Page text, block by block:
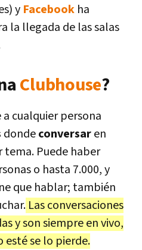
y Facebook ha
la llegada de las salas
Clubhouse?
cualquier persona
dondeconversaren
Puede haber
o hasta 7.000, y
que hablar; también
Las conversaciones
y son siempre en vivo,
esté se lo pierde.